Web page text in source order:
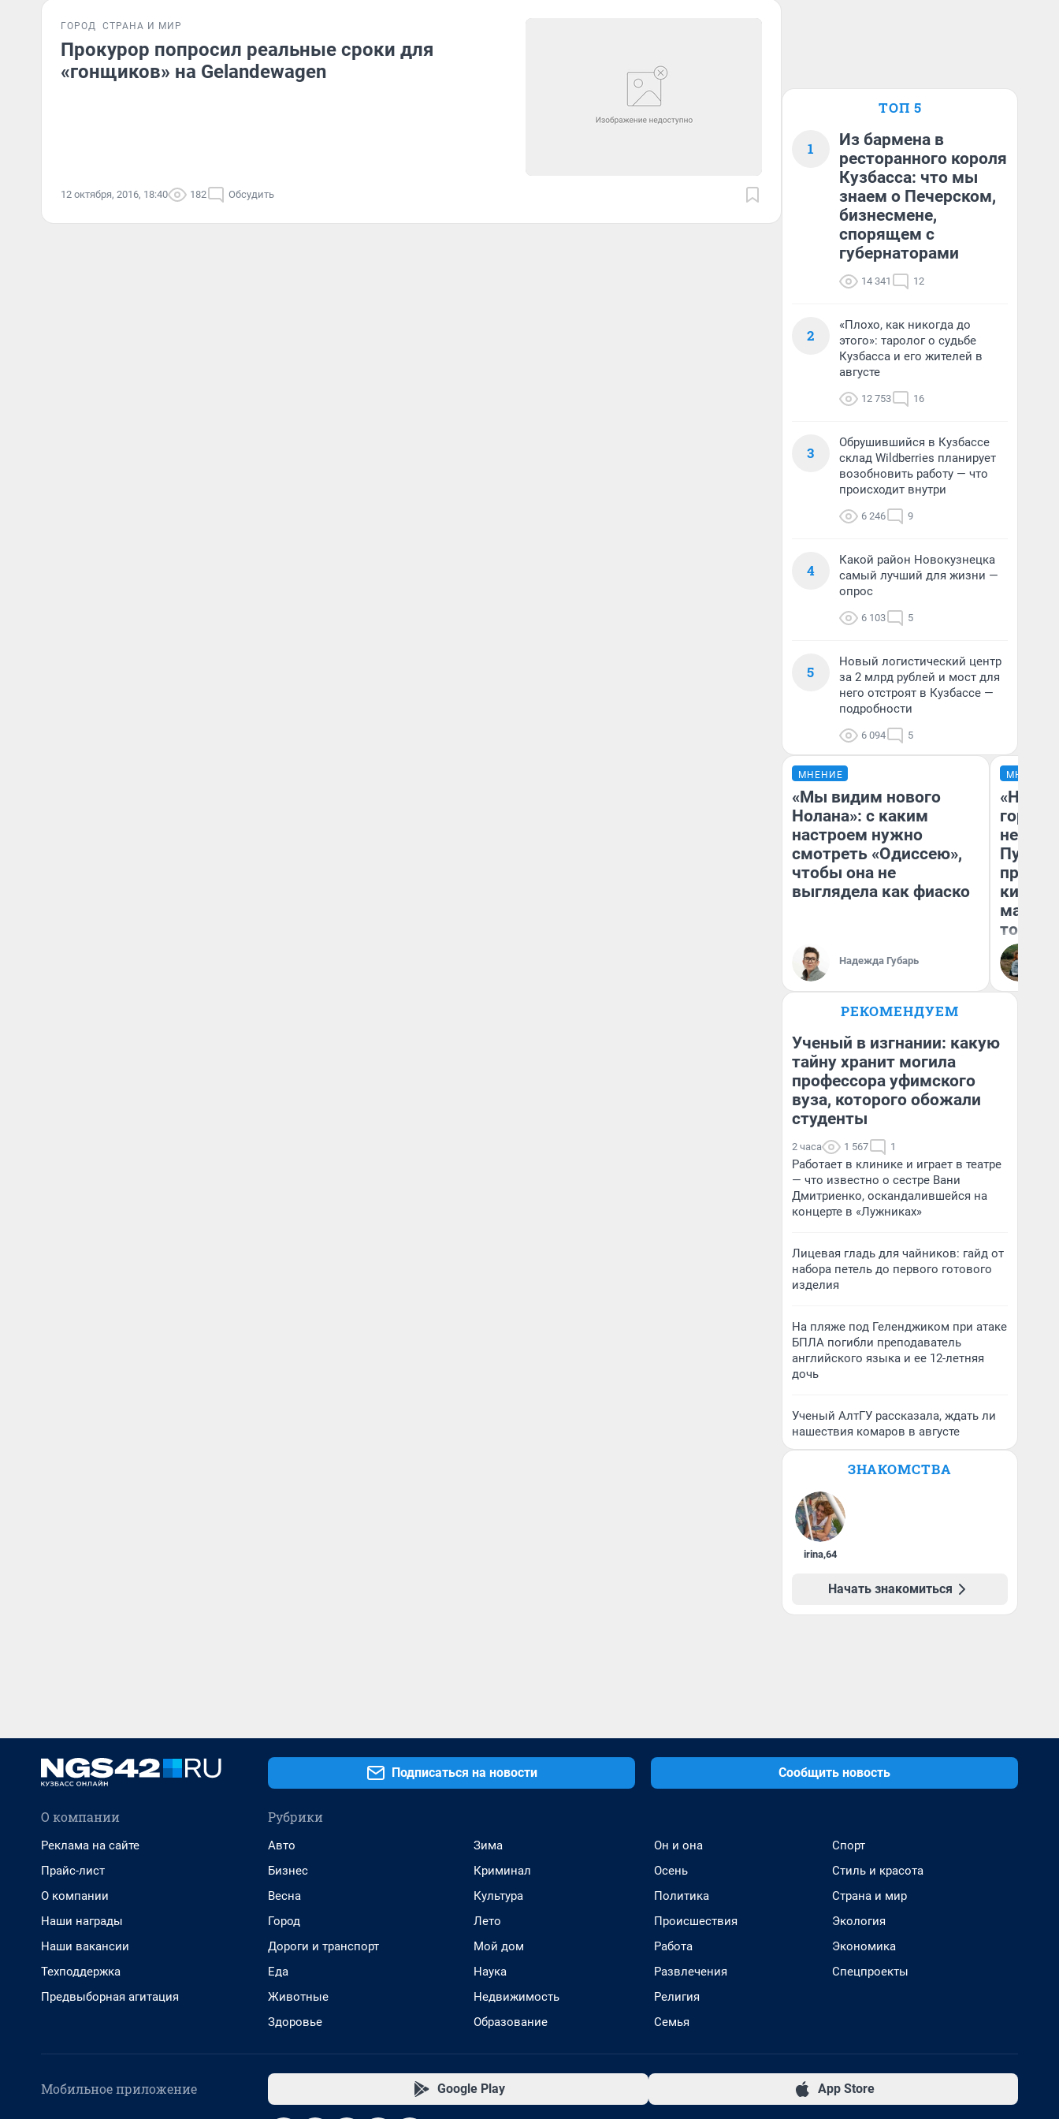
ГОРОД СТРАНА И МИР
Прокурор попросил реальные сроки для
«гонщиков» на Gelandewagen
12 октября, 2016, 18:40 182 Обсудить
ТОП 5
1
Из бармена в
ресторанного короля
Кузбасса: что мы
знаем о Печерском,
бизнесмене,
спорящем с
губернаторами
14 341 12
2
«Плохо, как никогда до
этого»: таролог о судьбе
Кузбасса и его жителей в
августе
12 753 16
3
Обрушившийся в Кузбассе
склад Wildberries планирует
возобновить работу — что
происходит внутри
6 246 9
4
Какой район Новокузнецка
самый лучший для жизни —
опрос
6 103 5
5
Новый логистический центр
за 2 млрд рублей и мост для
него отстроят в Кузбассе —
подробности
6 094 5
МНЕНИЕ
«Мы видим нового
Нолана»: с каким
настроем нужно
смотреть «Одиссею»,
чтобы она не
выглядела как фиаско
Надежда Губарь
МНЕНИЕ
«Нет
того
РЕКОМЕНДУЕМ
Ученый в изгнании: какую
тайну хранит могила
профессора уфимского
вуза, которого обожали
студенты
2 часа 1 567 1
Работает в клинике и играет в театре
— что известно о сестре Вани
Дмитриенко, оскандалившейся на
концерте в «Лужниках»
Лицевая гладь для чайников: гайд от
набора петель до первого готового
изделия
На пляже под Геленджиком при атаке
БПЛА погибли преподаватель
английского языка и ее 12-летняя
дочь
Ученый АлтГУ рассказала, ждать ли
нашествия комаров в августе
ЗНАКОМСТВА
irina,64
Начать знакомиться
Подписаться на новости Сообщить новость
О компании
Реклама на сайте
Прайс-лист
О компании
Наши награды
Наши вакансии
Техподдержка
Предвыборная агитация
Рубрики
Авто
Бизнес
Весна
Город
Дороги и транспорт
Еда
Животные
Здоровье
Зима
Криминал
Культура
Лето
Мой дом
Наука
Недвижимость
Образование
Он и она
Осень
Политика
Происшествия
Работа
Развлечения
Религия
Семья
Спорт
Стиль и красота
Страна и мир
Экология
Экономика
Спецпроекты
Мобильное приложение Google Play App Store